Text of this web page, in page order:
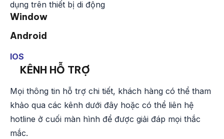
dụng trên thiết bị di động
Window
Android
IOS
KÊNH HỖ TRỢ
Mọi thông tin hỗ trợ chi tiết, khách hàng có thể tham
khảo qua các kênh dưới đây hoặc có thể liên hệ
hotline ở cuối màn hình để được giải đáp mọi thắc
mắc.